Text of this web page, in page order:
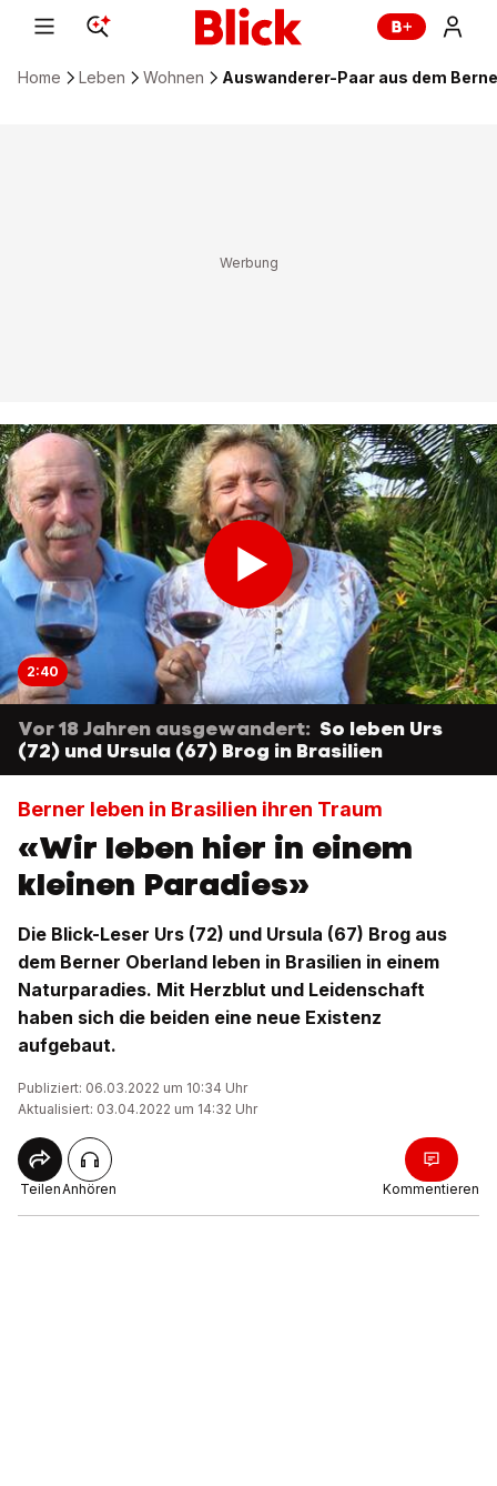
Home Leben Wohnen Auswanderer-Paar aus dem
2:40
Vor 18 Jahren ausgewandert: So leben Urs
(72) und Ursula (67) Brog in Brasilien
Berner leben in Brasilien ihren Traum
«Wir leben hier in einem
kleinen Paradies»
Die Blick-Leser Urs (72) und Ursula (67) Brog aus
dem Berner Oberland leben in Brasilien in einem
Naturparadies. Mit Herzblut und Leidenschaft
haben sich die beiden eine neue Existenz
aufgebaut.
Publiziert: 06.03.2022 um 10:34 Uhr
Aktualisiert: 03.04.2022 um 14:32 Uhr
TeilenAnhören Kommentieren